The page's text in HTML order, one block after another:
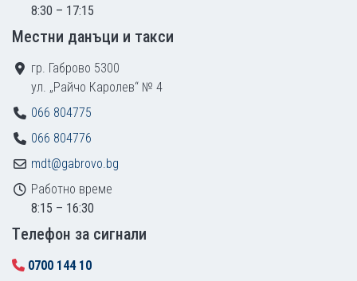
8:30 – 17:15
Местни данъци и такси
гр. Габрово 5300
ул. „Райчо Каролев“ № 4
066 804775
066 804776
mdt@gabrovo.bg
Работно време
8:15 – 16:30
Tелефон за сигнали
0700 144 10